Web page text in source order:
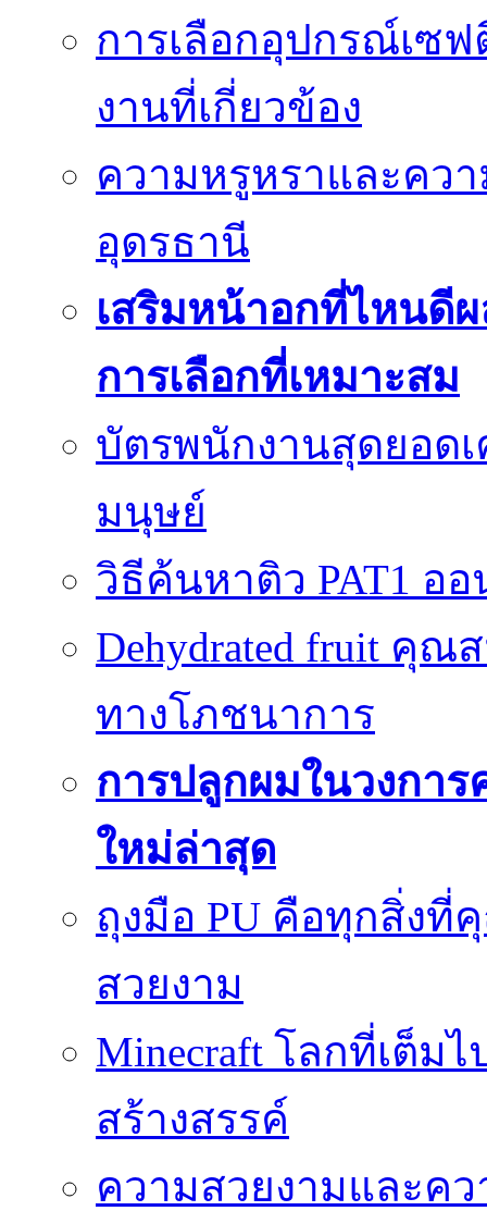
การเลือกอุปกรณ์เซ
งานที่เกี่ยวข้อง
ความหรูหราและคว
อุดรธานี
เสริมหน้าอกที่ไหนดี
การเลือกที่เหมาะสม
บัตรพนักงานสุดยอด
มนุษย์
วิธีค้นหาติว PAT1 อ
Dehydrated fruit คุ
ทางโภชนาการ
การปลูกผมในวงกา
ใหม่ล่าสุด
ถุงมือ PU คือทุกสิ่งที่
สวยงาม
Minecraft โลกที่เต็ม
สร้างสรรค์
ความสวยงามและค